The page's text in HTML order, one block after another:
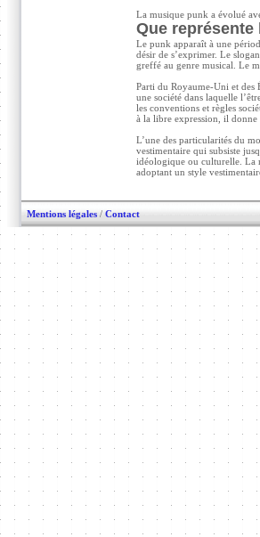
La musique punk a évolué
Que
Le punk apparaît à une
désir de s’exprimer. Le
greffé au genre musical. Le
Parti du Royaume-Uni et des
une société dans laquelle
les conventions et règles
à la libre expression, il
L’une des particularités du
vestimentaire qui subsiste
idéologique ou culturelle. La
adoptant un style
Mentions légales / Contact